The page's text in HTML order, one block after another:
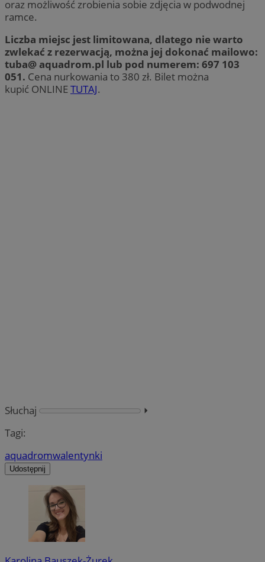
oraz możliwość zrobienia sobie zdjęcia w podwodnej
ramce.
Liczba miejsc jest limitowana, dlatego nie warto
zwlekać z rezerwacją, można jej dokonać mailowo:
tuba@ aquadrom.pl lub pod numerem: 697 103
051. Cena nurkowania to 380 zł. Bilet można
kupić ONLINETUTAJ.
Słuchaj
⏵︎
Tagi:
aquadromwalentynki
Udostępnij